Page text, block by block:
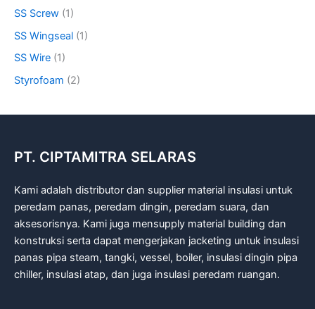
SS Screw (1)
SS Wingseal (1)
SS Wire (1)
Styrofoam (2)
PT. CIPTAMITRA SELARAS
Kami adalah distributor dan supplier material insulasi untuk
peredam panas, peredam dingin, peredam suara, dan
aksesorisnya. Kami juga mensupply material building dan
konstruksi serta dapat mengerjakan jacketing untuk insulasi
panas pipa steam, tangki, vessel, boiler, insulasi dingin pipa
chiller, insulasi atap, dan juga insulasi peredam ruangan.